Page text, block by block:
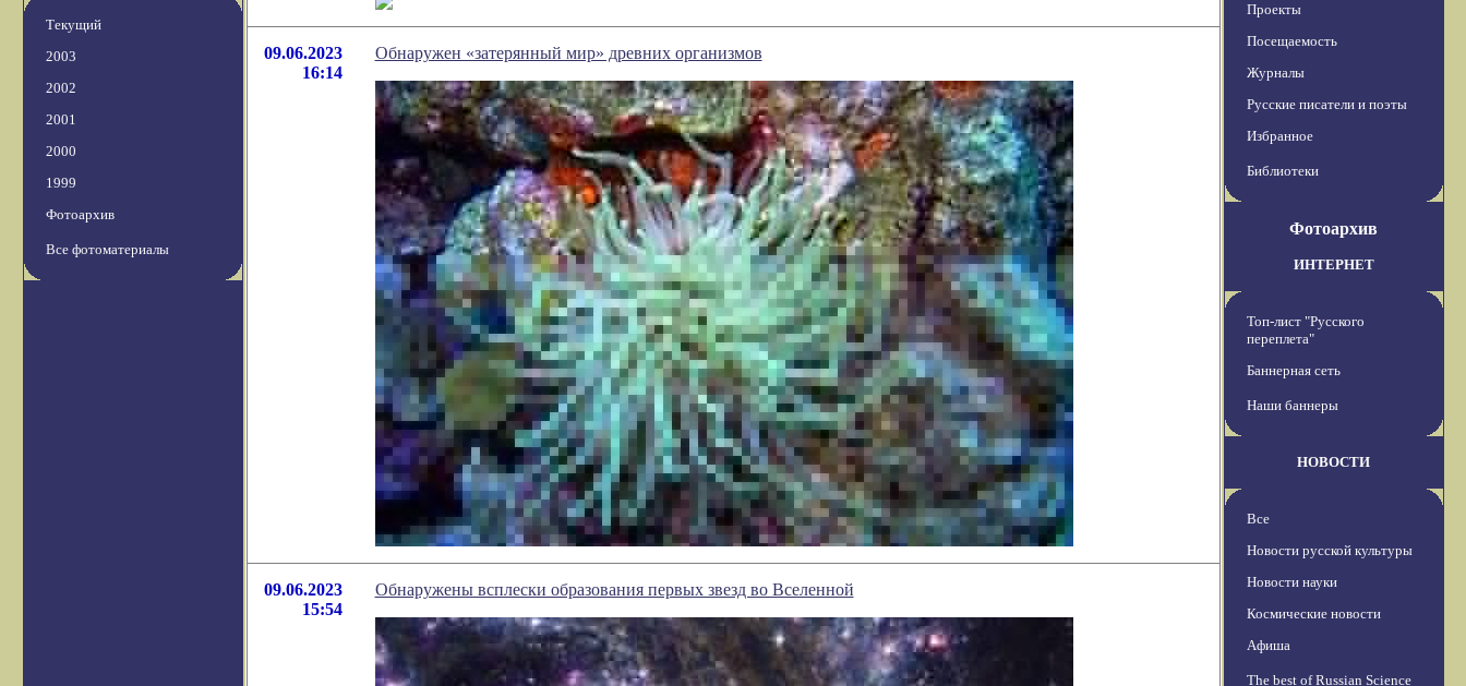
Текущий
2003
2002
2001
2000
1999
Фотоархив
Все фотоматериалы
09.06.2023
16:14
Обнаружен «затерянный мир» древних организмов
09.06.2023
15:54
Обнаружены всплески образования первых звезд во Вселенной
Проекты
Посещаемость
Журналы
Русские писатели и поэты
Избранное
Библиотеки
Фотоархив
ИНТЕРНЕТ
Топ-лист "Русского
переплета"
Баннерная сеть
Наши баннеры
НОВОСТИ
Все
Новости русской культуры
Новости науки
Космические новости
Афиша
The best of Russian Science